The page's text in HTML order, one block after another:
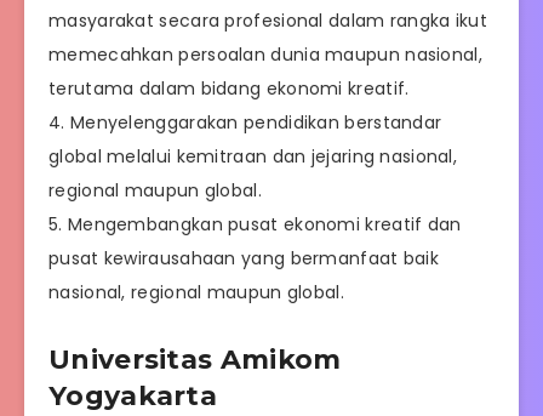
masyarakat secara profesional dalam rangka ikut
memecahkan persoalan dunia maupun nasional,
terutama dalam bidang ekonomi kreatif.
4. Menyelenggarakan pendidikan berstandar
global melalui kemitraan dan jejaring nasional,
regional maupun global.
5. Mengembangkan pusat ekonomi kreatif dan
pusat kewirausahaan yang bermanfaat baik
nasional, regional maupun global.
Universitas Amikom
Yogyakarta